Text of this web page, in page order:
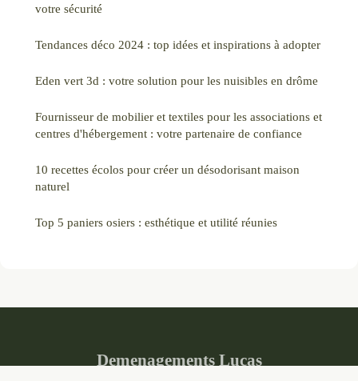
votre sécurité
Tendances déco 2024 : top idées et inspirations à adopter
Eden vert 3d : votre solution pour les nuisibles en drôme
Fournisseur de mobilier et textiles pour les associations et
centres d'hébergement : votre partenaire de confiance
10 recettes écolos pour créer un désodorisant maison
naturel
Top 5 paniers osiers : esthétique et utilité réunies
Demenagements Lucas